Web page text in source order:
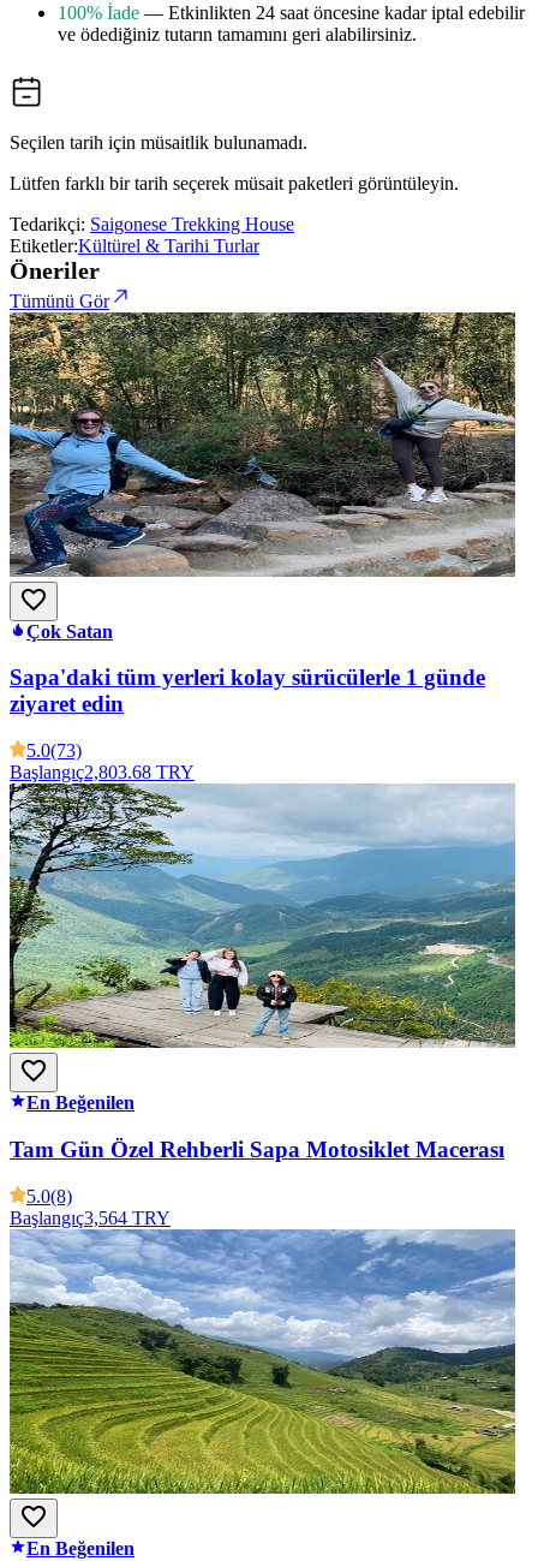
100% İade — Etkinlikten 24 saat öncesine kadar iptal edebilir
ve ödediğiniz tutarın tamamını geri alabilirsiniz.
Seçilen tarih için müsaitlik bulunamadı.
Lütfen farklı bir tarih seçerek müsait paketleri görüntüleyin.
Tedarikçi: Saigonese Trekking House
Etiketler:Kültürel & Tarihi Turlar
Öneriler
Tümünü Gör
Çok Satan
Sapa'daki tüm yerleri kolay sürücülerle 1 günde
ziyaret edin
5.0(73)
Başlangıç2,803.68 TRY
En Beğenilen
Tam Gün Özel Rehberli Sapa Motosiklet Macerası
5.0(8)
Başlangıç3,564 TRY
En Beğenilen